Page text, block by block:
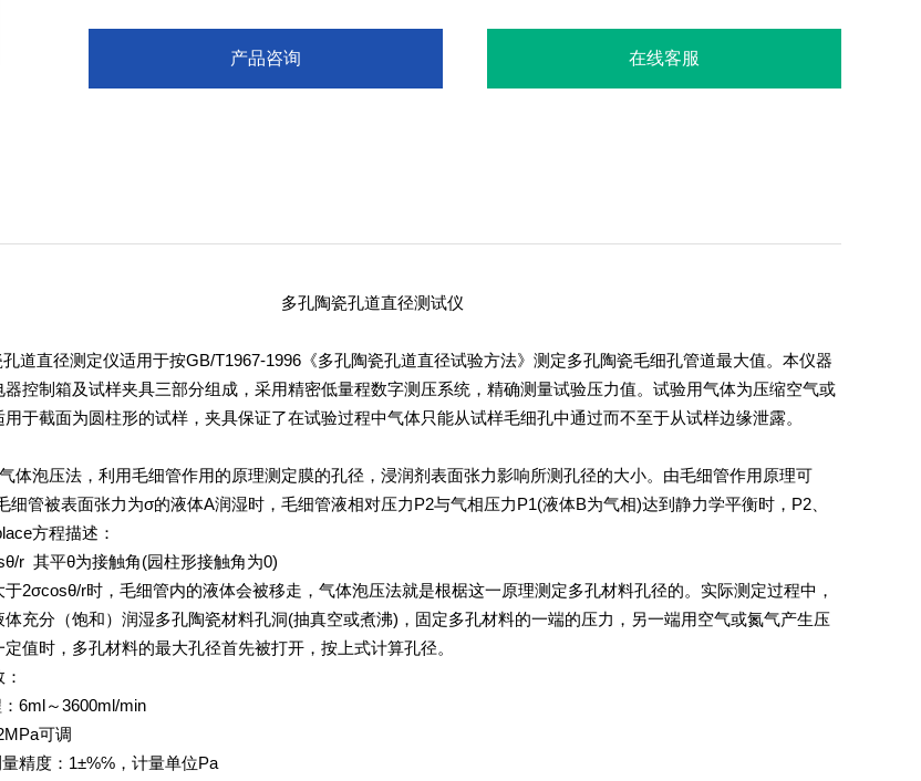
产品咨询 在线客服
多孔陶瓷孔道直径测试仪
直径测定仪适用于按GB/T1967-1996《多孔陶瓷孔道直径试验方法》测定多孔陶瓷毛细孔管道最大值。本仪器
器控制箱及试样夹具三部分组成，采用精密低量程数字测压系统，精确测量试验压力值。试验用气体为压缩空气或
于截面为圆柱形的试样，夹具保证了在试验过程中气体只能从试样毛细孔中通过而不至于从试样边缘泄露。
泡压法，利用毛细管作用的原理测定膜的孔径，浸润剂表面张力影响所测孔径的大小。由毛细管作用原理可
细管被表面张力为σ的液体A润湿时，毛细管液相对压力P2与气相压力P1(液体B为气相)达到静力学平衡时，P2、
方程描述：
r 其平θ为接触角(园柱形接触角为0)
2σcosθ/r时，毛细管内的液体会被移走，气体泡压法就是根椐这一原理测定多孔材料孔径的。实际测定过程中，
体充分（饱和）润湿多孔陶瓷材料孔洞(抽真空或煮沸)，固定多孔材料的一端的压力，另一端用空气或氮气产生压
值时，多孔材料的最大孔径首先被打开，按上式计算孔径。
6ml～3600ml/min
可调
精度：1±%℅，计量单位Pa